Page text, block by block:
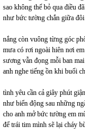
sao không thể bỏ qua điều
như bức tường chắn giữa đôi
nắng còn vuông từng góc
mưa có rơi ngoài hiên nơi
sương vẫn đọng mỗi ban
anh nghe tiếng ồn khi buổi
tình yêu cần cả giây phút
như biển động sau những
cho anh mở bức tường em
để trái tim mình sẽ lại cháy